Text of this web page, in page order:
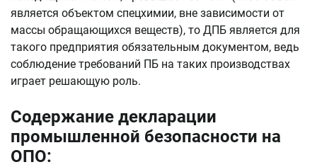
является объектом спецхимии, вне зависимости от
массы обращающихся веществ), то ДПБ является для
такого предприятия обязательным документом, ведь
соблюдение требований ПБ на таких производствах
играет решающую роль.
Содержание декларации
промышленной безопасности на
ОПО: